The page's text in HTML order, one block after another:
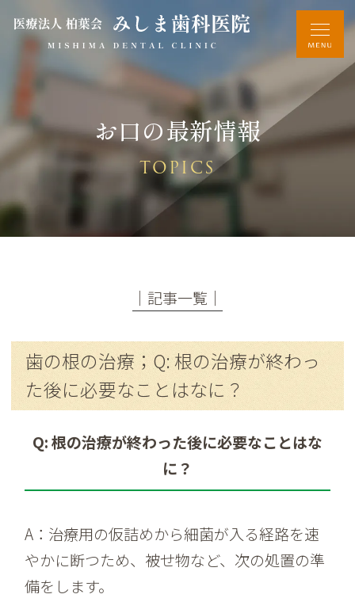
お口の最新情報
TOPICS
│記事一覧│
歯の根の治療；Q: 根の治療が終わっ
た後に必要なことはなに？
Q: 根の治療が終わった後に必要なことはな
に？
A：治療用の仮詰めから細菌が入る経路を速
やかに断つため、被せ物など、次の処置の準
備をします。